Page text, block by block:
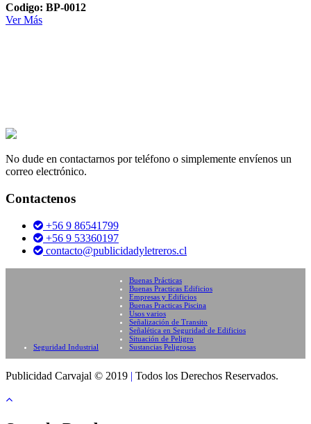
Codigo: BP-0012
Ver Más
No dude en contactarnos por teléfono o simplemente envíenos un
correo electrónico.
Contactenos
+56 9 86541799
+56 9 53360197
contacto@publicidadyletreros.cl
Seguridad Industrial
Buenas Prácticas
Buenas Practicas Edificios
Empresas y Edificios
Buenas Practicas Piscina
Usos varios
Señalización de Transito
Señalética en Seguridad de Edificios
Situación de Peligro
Sustancias Peligrosas
Publicidad Carvajal © 2019 | Todos los Derechos Reservados.